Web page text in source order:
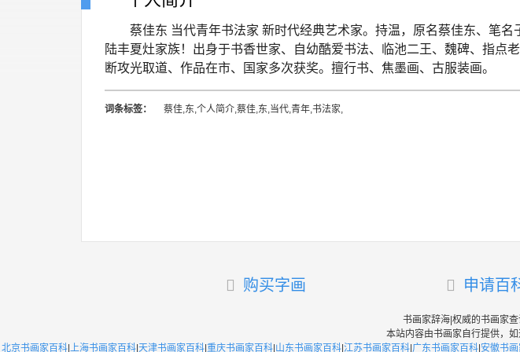
蔡佳东 当代青年书法家 新时代经典艺术家。 持温，原名蔡佳东、笔名
陆丰夏灶家族！出身于书香世家、自幼酷爱书法、临池二王、魏碑、指点
断攻光取道、作品在市、国家多次获奖。擅行书、焦墨画、古服装画。
词条标签： 蔡佳,东,个人简介,蔡佳,东,当代,青年,书法家,
购买字画 申请百
书画家辞海|权威的书画家
本站内容由书画家自行提供，
北京书画家百科| 上海书画家百科| 天津书画家百科| 重庆书画家百科| 山东书画家百科| 江苏书画家百科| 广东书画家百科| 安徽书